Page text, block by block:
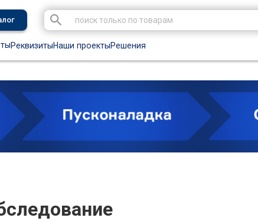
РеквизитыНаши проектыРешения